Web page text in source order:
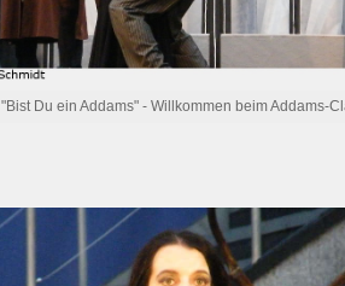
"Bist Du ein Addams" - Willkommen beim Addams-